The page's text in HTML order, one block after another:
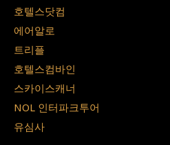
호텔스닷컴
에어알로
트리플
호텔스컴바인
스카이스캐너
NOL 인터파크투어
유심사